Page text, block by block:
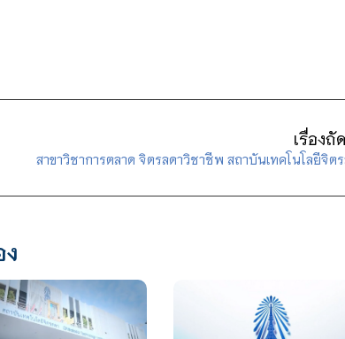
เรื่องถั
สาขาวิชาการตลาด จิตรลดาวิชาชีพ สถาบันเทคโนโลยีจิต